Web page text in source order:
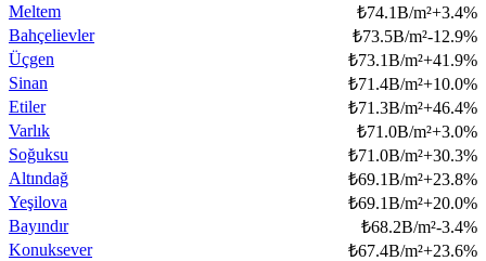
Meltem
₺74.1B/m²+3.4%
Bahçelievler
₺73.5B/m²-12.9%
Üçgen
₺73.1B/m²+41.9%
Sinan
₺71.4B/m²+10.0%
Etiler
₺71.3B/m²+46.4%
Varlık
₺71.0B/m²+3.0%
Soğuksu
₺71.0B/m²+30.3%
Altındağ
₺69.1B/m²+23.8%
Yeşilova
₺69.1B/m²+20.0%
Bayındır
₺68.2B/m²-3.4%
Konuksever
₺67.4B/m²+23.6%